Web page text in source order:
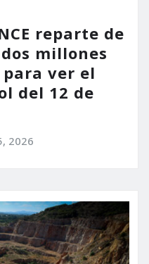
reparte de
millones
ver el
del 12 de
2026